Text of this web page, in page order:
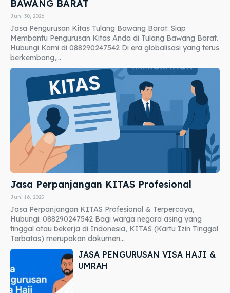
BAWANG BARAT
Juni 30, 2026
Jasa Pengurusan Kitas Tulang Bawang Barat: Siap
Membantu Pengurusan Kitas Anda di Tulang Bawang Barat.
Hubungi Kami di 088290247542 Di era globalisasi yang terus
berkembang,...
Jasa Perpanjangan KITAS Profesional
Juni 16, 2025
Jasa Perpanjangan KITAS Profesional & Terpercaya,
Hubungi: 088290247542 Bagi warga negara asing yang
tinggal atau bekerja di Indonesia, KITAS (Kartu Izin Tinggal
Terbatas) merupakan dokumen...
JASA PENGURUSAN VISA HAJI &
UMRAH